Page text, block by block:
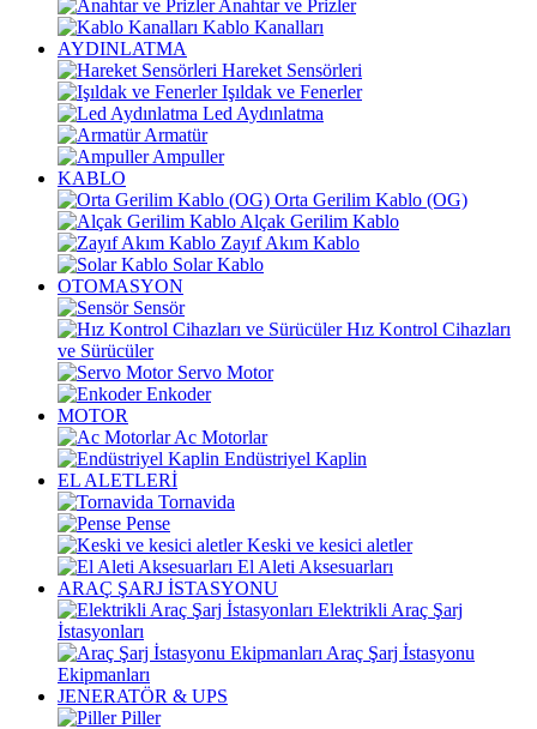
Anahtar ve Prizler
Kablo Kanalları
AYDINLATMA
Hareket Sensörleri
Işıldak ve Fenerler
Led Aydınlatma
Armatür
Ampuller
KABLO
Orta Gerilim Kablo (OG)
Alçak Gerilim Kablo
Zayıf Akım Kablo
Solar Kablo
OTOMASYON
Sensör
Hız Kontrol Cihazları
ve Sürücüler
Servo Motor
Enkoder
MOTOR
Ac Motorlar
Endüstriyel Kaplin
EL ALETLERİ
Tornavida
Pense
Keski ve kesici aletler
El Aleti Aksesuarları
ARAÇ ŞARJ İSTASYONU
Elektrikli Araç Şarj
İstasyonları
Araç Şarj İstasyonu
Ekipmanları
JENERATÖR & UPS
Piller